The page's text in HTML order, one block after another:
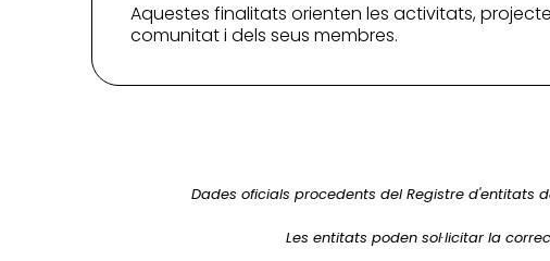
Aquestes finalitats orienten les activitats,
comunitat i dels seus membres.
Dades oficials procedents del Registre d'entitats
Les entitats poden sol·licitar la